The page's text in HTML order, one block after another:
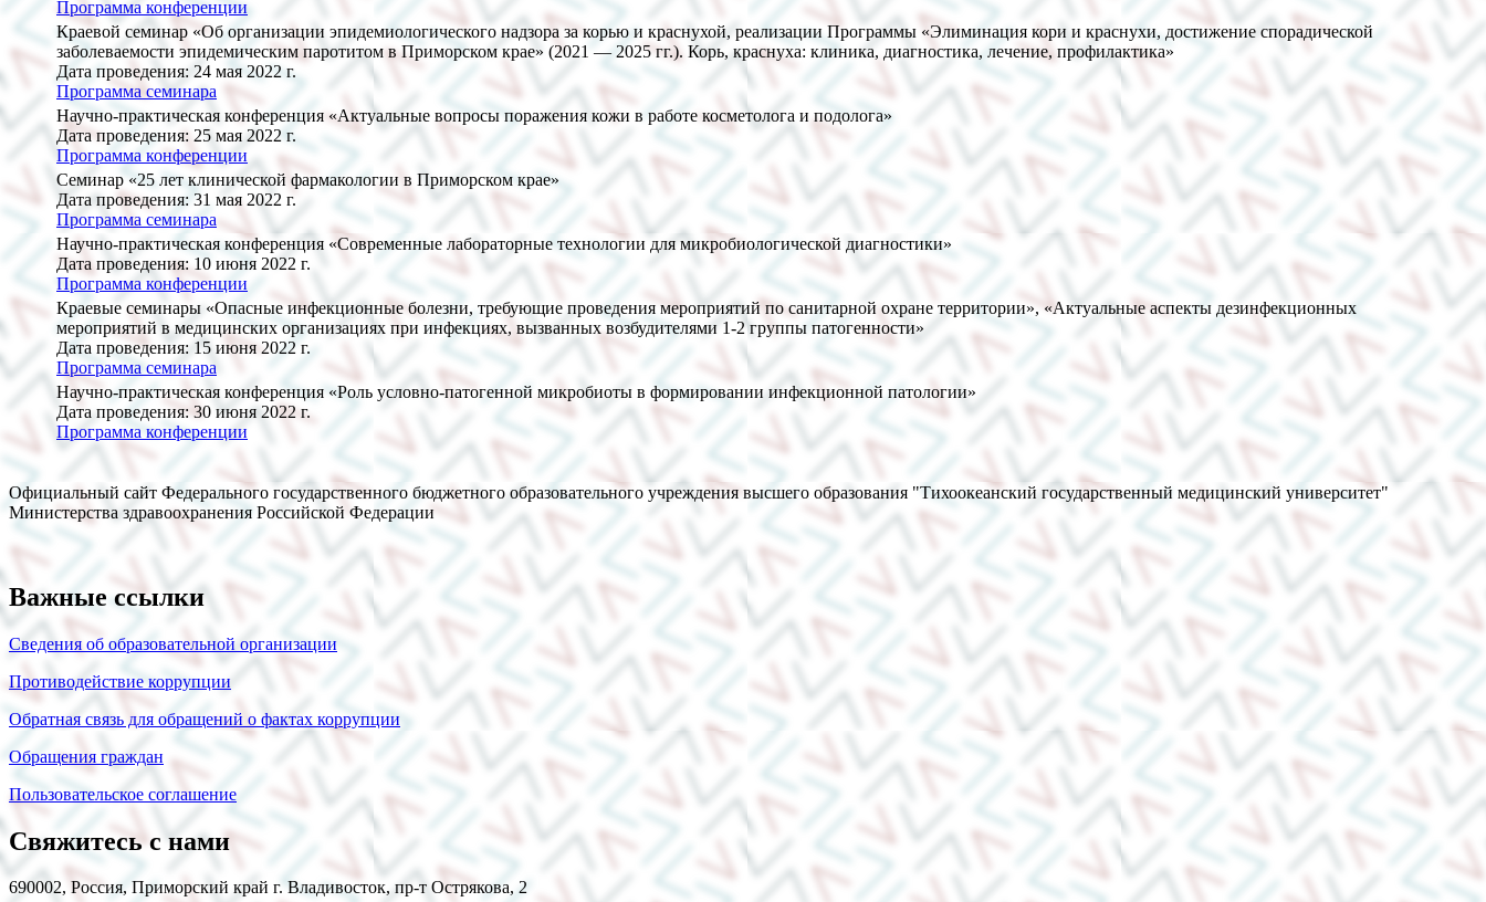
Программа конференции
Краевой семинар «Об организации эпидемиологического надзора за корью и краснухой, реализации Программы «Элиминация кори и краснухи, достижение спорадической
заболеваемости эпидемическим паротитом в Приморском крае» (2021 — 2025 гг.). Корь, краснуха: клиника, диагностика, лечение, профилактика»
Дата проведения: 24 мая 2022 г.
Программа семинара
Научно-практическая конференция «Актуальные вопросы поражения кожи в работе косметолога и подолога»
Дата проведения: 25 мая 2022 г.
Программа конференции
Семинар «25 лет клинической фармакологии в Приморском крае»
Дата проведения: 31 мая 2022 г.
Программа семинара
Научно-практическая конференция «Современные лабораторные технологии для микробиологической диагностики»
Дата проведения: 10 июня 2022 г.
Программа конференции
Краевые семинары «Опасные инфекционные болезни, требующие проведения мероприятий по санитарной охране территории», «Актуальные аспекты дезинфекционных
мероприятий в медицинских организациях при инфекциях, вызванных возбудителями 1-2 группы патогенности»
Дата проведения: 15 июня 2022 г.
Программа семинара
Научно-практическая конференция «Роль условно-патогенной микробиоты в формировании инфекционной патологии»
Дата проведения: 30 июня 2022 г.
Программа конференции
Официальный сайт Федерального государственного бюджетного образовательного учреждения высшего образования "Тихоокеанский государственный медицинский университет"
Министерства здравоохранения Российской Федерации
Важные ссылки
Сведения об образовательной организации
Противодействие коррупции
Обратная связь для обращений о фактах коррупции
Обращения граждан
Пользовательское соглашение
Свяжитесь с нами
690002, Россия, Приморский край г. Владивосток, пр-т Острякова, 2